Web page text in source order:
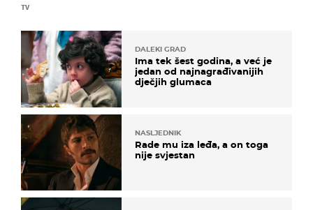
TV
DALEKI GRAD
Ima tek šest godina, a već je
jedan od najnagrađivanijih
dječjih glumaca
NASLJEDNIK
Rade mu iza leđa, a on toga
nije svjestan